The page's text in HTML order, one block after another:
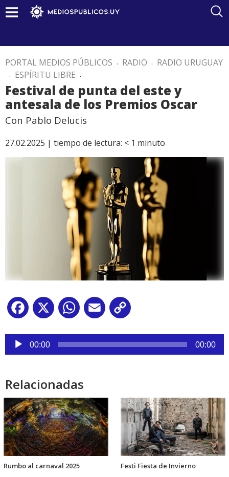
PORTAL MEDIOS PÚBLICOS . RADIO . RADIO URUGUAY
. ESPÍRITU LIBRE .
Festival de punta del este y
antesala de los Premios Oscar
Con Pablo Delucis
27.02.2025 | tiempo de lectura: < 1 minuto
Facebook
X WhatsApp
Email
Reproductor
audio
00:00 00:00
Relacionadas
Rumbo al carnaval 2025 Festi Fiesta de Invierno